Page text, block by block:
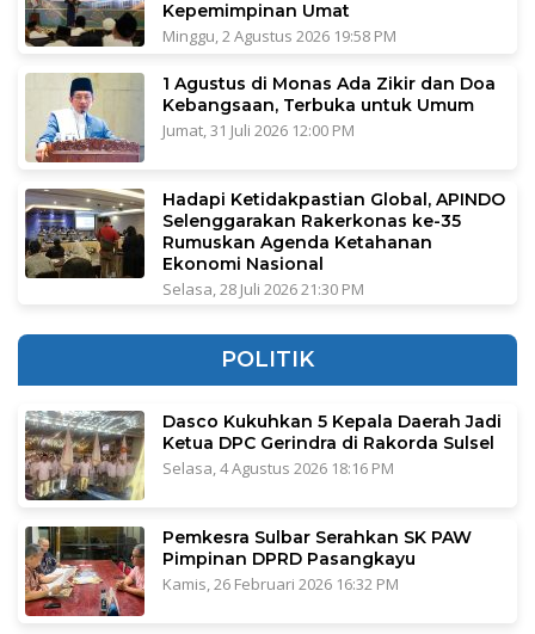
Kepemimpinan Umat
Minggu, 2 Agustus 2026 19:58 PM
1 Agustus di Monas Ada Zikir dan Doa
Kebangsaan, Terbuka untuk Umum
Jumat, 31 Juli 2026 12:00 PM
Hadapi Ketidakpastian Global, APINDO
Selenggarakan Rakerkonas ke-35
Rumuskan Agenda Ketahanan
Ekonomi Nasional
Selasa, 28 Juli 2026 21:30 PM
POLITIK
Dasco Kukuhkan 5 Kepala Daerah Jadi
Ketua DPC Gerindra di Rakorda Sulsel
Selasa, 4 Agustus 2026 18:16 PM
Pemkesra Sulbar Serahkan SK PAW
Pimpinan DPRD Pasangkayu
Kamis, 26 Februari 2026 16:32 PM